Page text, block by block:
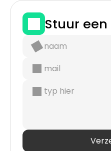
Stuur